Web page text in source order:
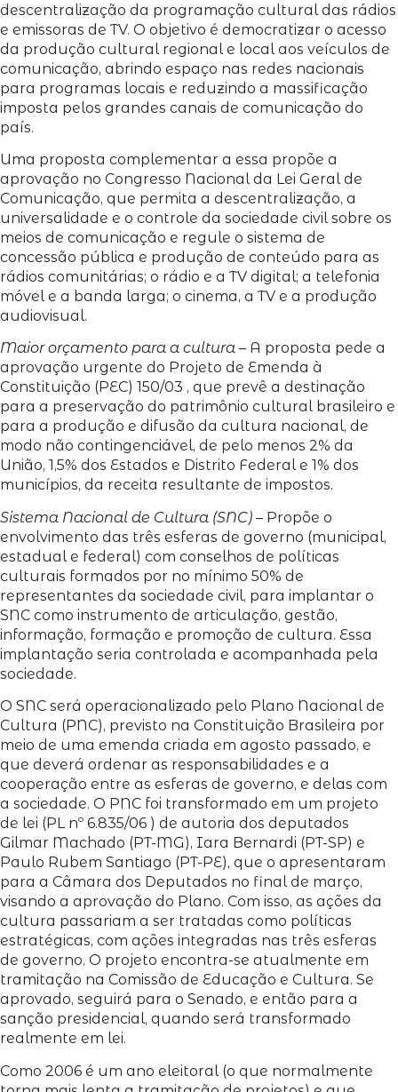
descentralização da programação cultural das rádios
e emissoras de TV. O objetivo é democratizar o acesso
da produção cultural regional e local aos veículos de
comunicação, abrindo espaço nas redes nacionais
para programas locais e reduzindo a massificação
imposta pelos grandes canais de comunicação do
país.
Uma proposta complementar a essa propõe a
aprovação no Congresso Nacional da Lei Geral de
Comunicação, que permita a descentralização, a
universalidade e o controle da sociedade civil sobre os
meios de comunicação e regule o sistema de
concessão pública e produção de conteúdo para as
rádios comunitárias; o rádio e a TV digital; a telefonia
móvel e a banda larga; o cinema, a TV e a produção
audiovisual.
Maior orçamento para a cultura – A proposta pede a
aprovação urgente do Projeto de Emenda à
Constituição (PEC) 150/03 , que prevê a destinação
para a preservação do patrimônio cultural brasileiro e
para a produção e difusão da cultura nacional, de
modo não contingenciável, de pelo menos 2% da
União, 1,5% dos Estados e Distrito Federal e 1% dos
municípios, da receita resultante de impostos.
Sistema Nacional de Cultura (SNC) – Propõe o
envolvimento das três esferas de governo (municipal,
estadual e federal) com conselhos de políticas
culturais formados por no mínimo 50% de
representantes da sociedade civil, para implantar o
SNC como instrumento de articulação, gestão,
informação, formação e promoção de cultura. Essa
implantação seria controlada e acompanhada pela
sociedade.
O SNC será operacionalizado pelo Plano Nacional de
Cultura (PNC), previsto na Constituição Brasileira por
meio de uma emenda criada em agosto passado, e
que deverá ordenar as responsabilidades e a
cooperação entre as esferas de governo, e delas com
a sociedade. O PNC foi transformado em um projeto
de lei (PL nº 6.835/06 ) de autoria dos deputados
Gilmar Machado (PT-MG), Iara Bernardi (PT-SP) e
Paulo Rubem Santiago (PT-PE), que o apresentaram
para a Câmara dos Deputados no final de março,
visando a aprovação do Plano. Com isso, as ações da
cultura passariam a ser tratadas como políticas
estratégicas, com ações integradas nas três esferas
de governo. O projeto encontra-se atualmente em
tramitação na Comissão de Educação e Cultura. Se
aprovado, seguirá para o Senado, e então para a
sanção presidencial, quando será transformado
realmente em lei.
Como 2006 é um ano eleitoral (o que normalmente